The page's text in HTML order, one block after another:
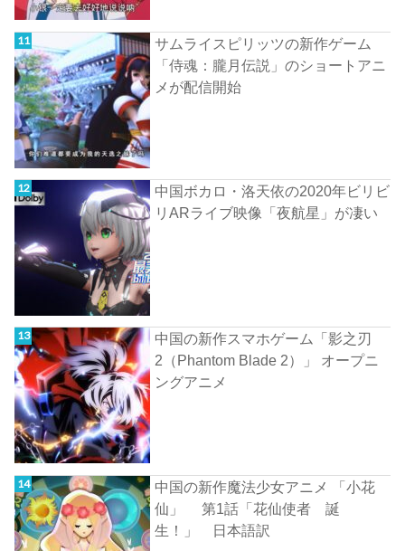
サムライスピリッツの新作ゲーム
「侍魂：朧月伝説」のショートアニ
メが配信開始
中国ボカロ・洛天依の2020年ビリビ
リARライブ映像「夜航星」が凄い
中国の新作スマホゲーム「影之刃
2（Phantom Blade 2）」 オープニ
ングアニメ
中国の新作魔法少女アニメ 「小花
仙」 第1話「花仙使者 誕
生！」 日本語訳